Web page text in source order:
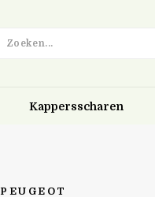
Kappersscharen
PEUGEOT